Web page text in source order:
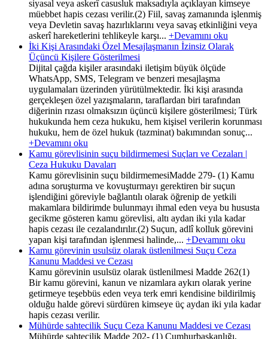
siyasal veya askerî casusluk maksadıyla açıklayan kimseye
müebbet hapis cezası verilir.(2) Fiil, savaş zamanında işlenmiş
veya Devletin savaş hazırlıklarını veya savaş etkinliğini veya
askerî hareketlerini tehlikeyle karşı... +Devamını oku
İki Kişi Arasındaki Özel Mesajlaşmanın İzinsiz Olarak
Üçüncü Kişilere Gösterilmesi
Dijital çağda kişiler arasındaki iletişim büyük ölçüde
WhatsApp, SMS, Telegram ve benzeri mesajlaşma
uygulamaları üzerinden yürütülmektedir. İki kişi arasında
gerçekleşen özel yazışmaların, taraflardan biri tarafından
diğerinin rızası olmaksızın üçüncü kişilere gösterilmesi; Türk
hukukunda hem ceza hukuku, hem kişisel verilerin korunması
hukuku, hem de özel hukuk (tazminat) bakımından sonuç...
+Devamını oku
Kamu görevlisinin suçu bildirmemesi Suçları ve Cezaları |
Ceza Hukuku Davaları
Kamu görevlisinin suçu bildirmemesiMadde 279- (1) Kamu
adına soruşturma ve kovuşturmayı gerektiren bir suçun
işlendiğini göreviyle bağlantılı olarak öğrenip de yetkili
makamlara bildirimde bulunmayı ihmal eden veya bu hususta
gecikme gösteren kamu görevlisi, altı aydan iki yıla kadar
hapis cezası ile cezalandırılır.(2) Suçun, adlî kolluk görevini
yapan kişi tarafından işlenmesi halinde,... +Devamını oku
Kamu görevinin usulsüz olarak üstlenilmesi Suçu Ceza
Kanunu Maddesi ve Cezası
Kamu görevinin usulsüz olarak üstlenilmesi Madde 262(1)
Bir kamu görevini, kanun ve nizamlara aykırı olarak yerine
getirmeye teşebbüs eden veya terk emri kendisine bildirilmiş
olduğu halde görevi sürdüren kimseye üç aydan iki yıla kadar
hapis cezası verilir.
Mühürde sahtecilik Suçu Ceza Kanunu Maddesi ve Cezası
Mühürde sahtecilik Madde 202- (1) Cumhurbaşkanlığı,